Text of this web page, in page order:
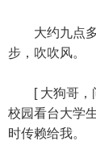
大约九点多
步，吹吹风。
[ 大狗哥，问
校园看台大学
时传赖给我。